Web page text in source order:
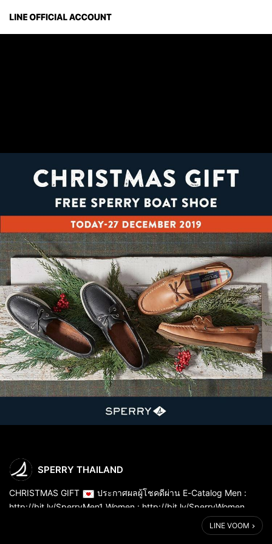
SPERRY THAILAND
CHRISTMAS GIFT
ประกาศผลผู้โชคดีผ่าน E-Catalog Men :
http://bit.ly/SperryMen1 Women : http://bit.ly/SperryWomen
LINE VOOM